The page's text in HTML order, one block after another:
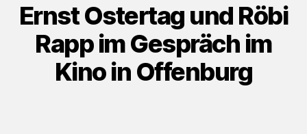
Ernst Ostertag und Röbi
Rapp im Gespräch im
Kino in Offenburg